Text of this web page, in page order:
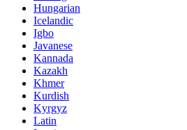
Hungarian
Icelandic
Igbo
Javanese
Kannada
Kazakh
Khmer
Kurdish
Kyrgyz
Latin